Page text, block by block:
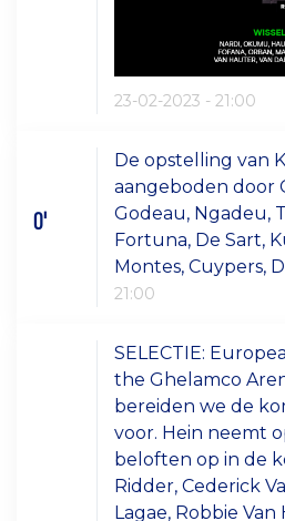
23-02-2023 - 21:00
0'
De opstelling van
aangeboden door
Godeau, Ngadeu,
Fortuna, De Sart,
Montes, Cuypers,
21:00
SELECTIE:
the Ghelamco
bereiden we de
voor. Hein neemt
beloften op in de
Ridder, Cederick
Lagae, Robbie